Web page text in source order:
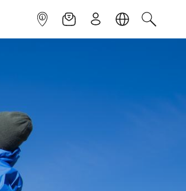
INFOPOINTNEWSLETTER
ISCRIVITILINGUACERCA